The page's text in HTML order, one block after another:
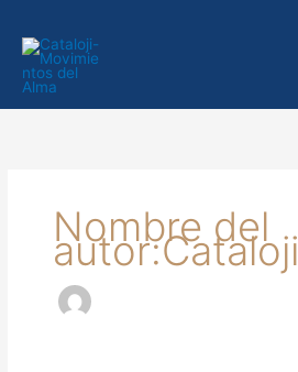
contenido
Nombre del
autor:Cataloji